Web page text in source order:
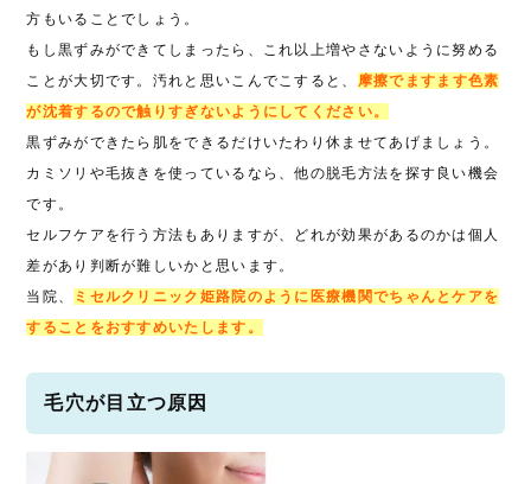
方もいることでしょう。
もし黒ずみができてしまったら、これ以上増やさないように努める
ことが大切です。汚れと思いこんでこすると、 摩擦でますます色素
が沈着するので触りすぎないようにしてください。
黒ずみができたら肌をできるだけいたわり休ませてあげましょう。
カミソリや毛抜きを使っているなら、他の脱毛方法を探す良い機会
です。
セルフケアを行う方法もありますが、どれが効果があるのかは個人
差があり判断が難しいかと思います。
当院、
ミセルクリニック姫路院のように医療機関でちゃんとケアを
することをおすすめいたします。
毛穴が目立つ原因